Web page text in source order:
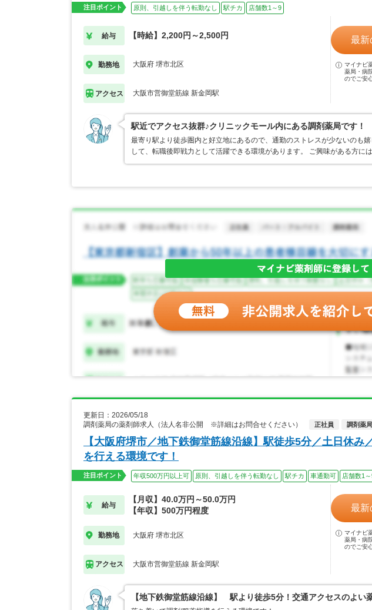
注目ポイント 原則、引越しを伴う転勤なし 駅チカ 店舗数1～9
給与 【時給】2,200円～2,500円
勤務地 大阪府 堺市北区
アクセス 大阪市営御堂筋線 新金岡駅
最新
マイナビ
薬局・病
のでご安
駅近でアクセス抜群♪クリニックモール内にある調剤薬局です！
最寄り駅より徒歩圏内と好立地にあるので、通勤のストレスが少ないのも
して、転職後即戦力として活躍できる環境があります。 ご興味がある方に
更新日：2026/05/18
調剤薬局の薬剤師求人（法人名非公開 ※詳細はお問合せください）
正社員 調剤薬局
【大阪府堺市／地下鉄御堂筋線沿線】駅徒歩5分／土日休み
を行える環境です！
注目ポイント 年収500万円以上可 原則、引越しを伴う転勤なし 駅チカ 車通勤可 店舗数1
給与
【月収】40.0万円～50.0万円
【年収】500万円程度
勤務地 大阪府 堺市北区
アクセス 大阪市営御堂筋線 新金岡駅
最新
マイナビ
薬局・病
のでご安
【地下鉄御堂筋線沿線】 駅より徒歩5分！交通アクセスのよい